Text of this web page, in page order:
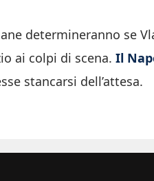
determineranno se
ai colpi di scena. Il
stancarsi dell’attesa.